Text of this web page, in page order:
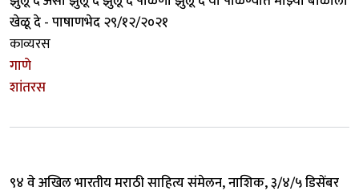
खेळू दे - पाषाणभेद २९/१२/२०२१
काव्यरस
गाणे
शांतरस
९४ वे अखिल भारतीय मराठी साहित्य संमेलन, नाशिक, ३/४/५ डिसेंबर